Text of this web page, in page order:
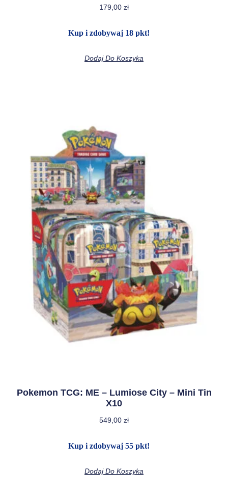
179,00 zł
Kup i zdobywaj 18 pkt!
Dodaj Do Koszyka
Pokemon TCG: ME – Lumiose City – Mini Tin
X10
549,00 zł
Kup i zdobywaj 55 pkt!
Dodaj Do Koszyka